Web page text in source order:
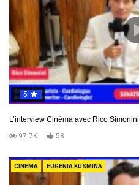
5
L’interview Cinéma avec Rico Simonini
97.7K
58
CINEMA EUGENIA KUSMINA